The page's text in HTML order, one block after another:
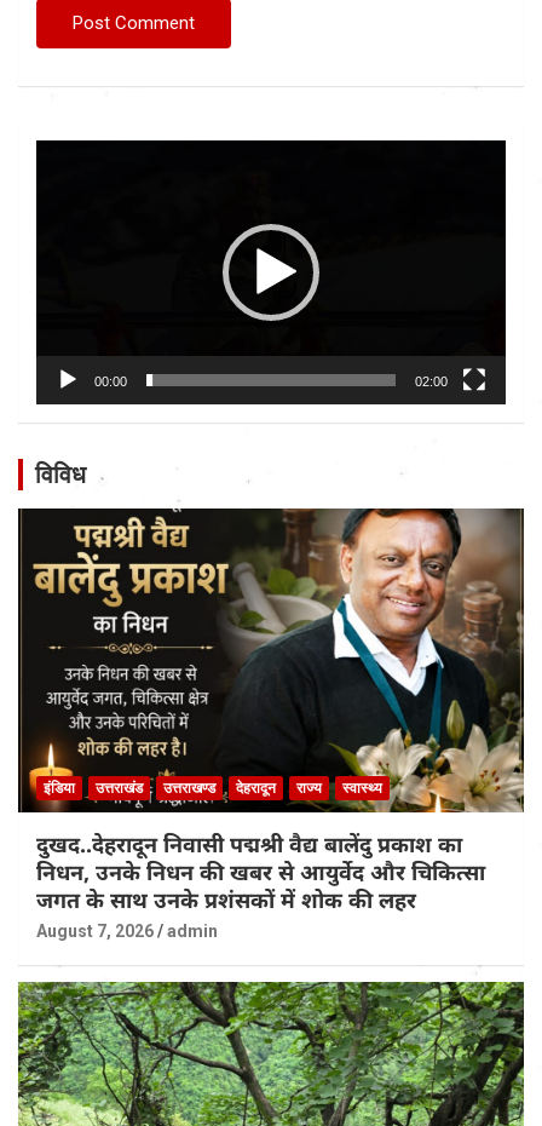
00:00 02:00
विविध
इंडिया उत्तराखंड उत्तराखण्ड देहरादून राज्य स्वास्थ्य
दुखद..देहरादून निवासी पद्मश्री वैद्य बालेंदु प्रकाश का
निधन, उनके निधन की खबर से आयुर्वेद और चिकित्सा
जगत के साथ उनके प्रशंसकों में शोक की लहर
August 7, 2026 admin